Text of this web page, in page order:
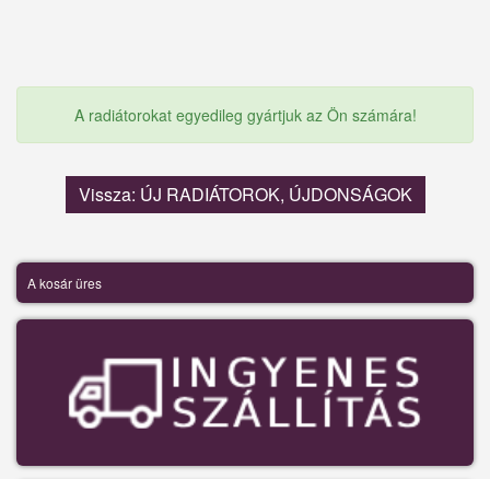
A radiátorokat egyedileg gyártjuk az Ön számára!
Vissza: ÚJ RADIÁTOROK, ÚJDONSÁGOK
A kosár üres